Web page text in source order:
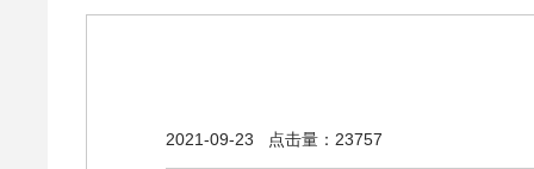
2021-09-23 点击量：23757